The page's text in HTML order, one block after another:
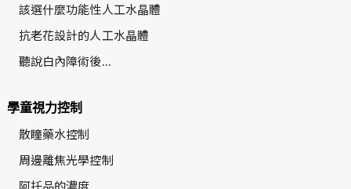
該選什麼功能性人工水晶體
抗老花設計的人工水晶體
聽說白內障術後...
學童視力控制
散瞳藥水控制
周邊離焦光學控制